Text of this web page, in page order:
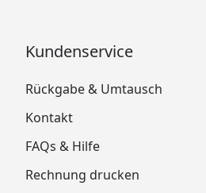
Kundenservice
Rückgabe & Umtausch
Kontakt
FAQs & Hilfe
Rechnung drucken